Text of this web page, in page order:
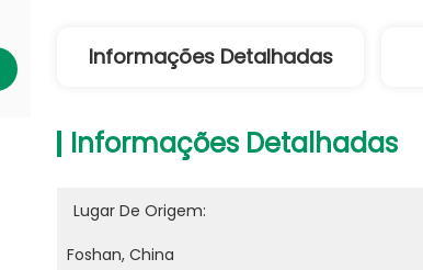
Informações Detalhadas
Informações Detalhadas
Lugar De Origem:
Foshan, China